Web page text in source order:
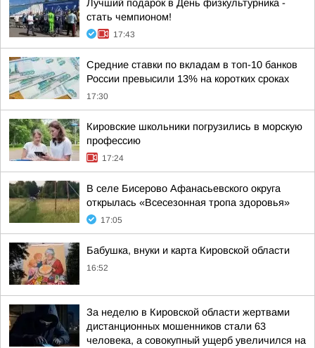
Лучший подарок в День физкультурника -
стать чемпионом!
17:43
Средние ставки по вкладам в топ-10 банков
России превысили 13% на коротких сроках
17:30
Кировские школьники погрузились в морскую
профессию
17:24
В селе Бисерово Афанасьевского округа
открылась «Всесезонная тропа здоровья»
17:05
Бабушка, внуки и карта Кировской области
16:52
За неделю в Кировской области жертвами
дистанционных мошенников стали 63
человека, а совокупный ущерб увеличился на